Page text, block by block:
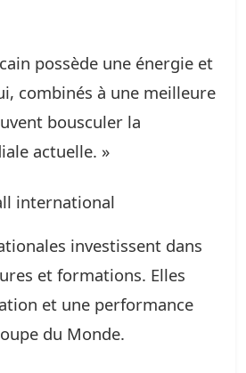
possède une énergie et
combinés à une meilleure
bousculer la
actuelle. »
international
investissent dans
et formations. Elles
et une performance
du Monde.